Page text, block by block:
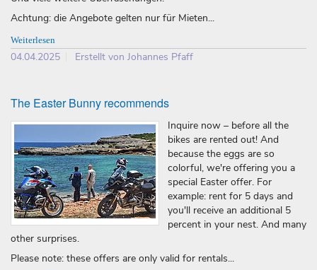
Achtung: die Angebote gelten nur für Mieten...
Weiterlesen
04.04.2025 Erstellt von Johannes Pfaff
The Easter Bunny recommends
Inquire now – before all the
bikes are rented out! And
because the eggs are so
colorful, we're offering you a
special Easter offer. For
example: rent for 5 days and
you'll receive an additional 5
percent in your nest. And many
other surprises.
Please note: these offers are only valid for rentals...